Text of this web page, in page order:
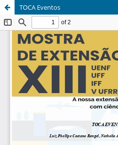
TOCA Eventos